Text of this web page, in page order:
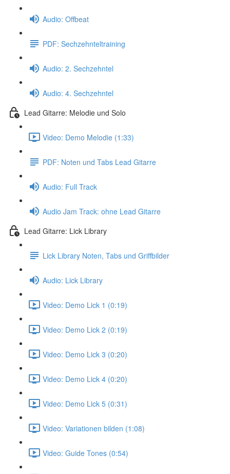
Audio: Offbeat
PDF: Sechzehnteltraining
Audio: 2. Sechzehntel
Audio: 4. Sechzehntel
Lead Gitarre: Melodie und Solo
Video: Demo Melodie (1:33)
PDF: Noten und Tabs Lead Gitarre
Audio: Full Track
Audio Jam Track: ohne Lead Gitarre
Lead Gitarre: Lick Library
Lick Library Noten, Tabs und Griffbilder
Audio: Lick Library
Video: Demo Lick 1 (0:19)
Video: Demo Lick 2 (0:19)
Video: Demo Lick 3 (0:20)
Video: Demo Lick 4 (0:20)
Video: Demo Lick 5 (0:31)
Video: Variationen bilden (1:08)
Video: Guide Tones (0:54)